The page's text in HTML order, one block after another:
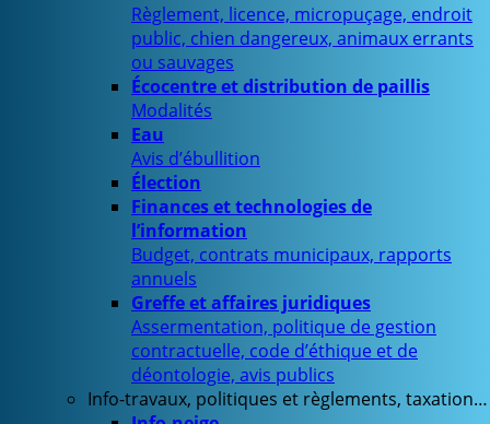
Règlement, licence, micropuçage, endroit
public, chien dangereux, animaux errants
ou sauvages
Écocentre et distribution de paillis
Modalités
Eau
Avis d’ébullition
Élection
Finances et technologies de
l’information
Budget, contrats municipaux, rapports
annuels
Greffe et affaires juridiques
Assermentation, politique de gestion
contractuelle, code d’éthique et de
déontologie, avis publics
Info-travaux, politiques et règlements, taxation…